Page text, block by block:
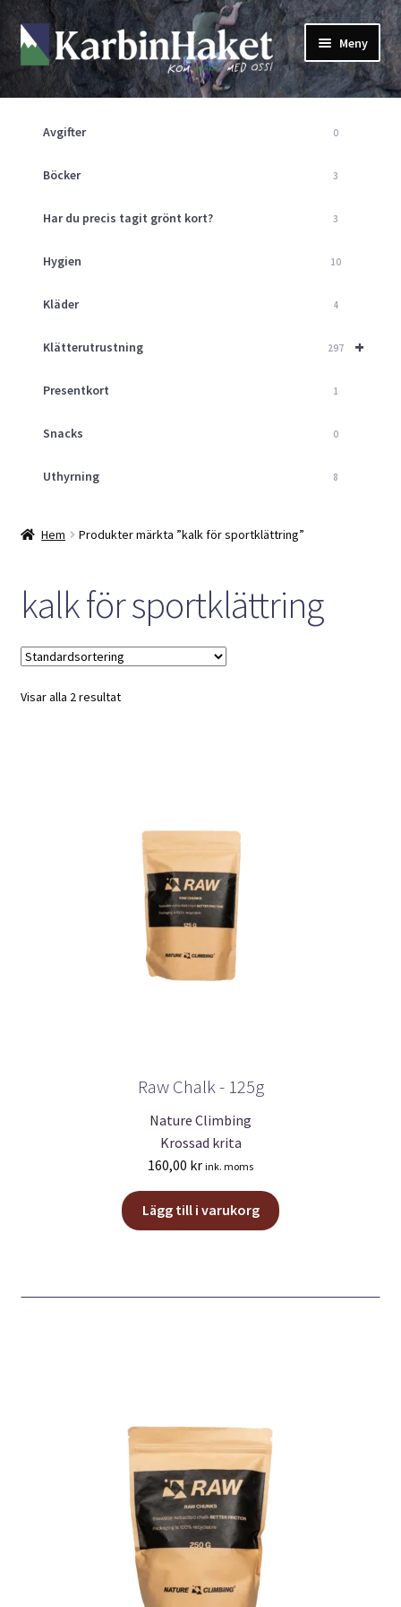
Hoppa
till
navigering
Hoppa
till
innehåll
Meny
Shop
Returpolicy
Mitt Konto
Kurser
Klätterväggen
Aktuellt
Avgifter 0
Böcker 3
Har du precis tagit grönt kort? 3
Hygien 10
Kläder 4
+
Klätterutrustning 297
Presentkort 1
Snacks 0
Uthyrning 8
Hem Produkter märkta ”kalk för sportklättring”
kalk för sportklättring
Visar alla 2 resultat
Raw Chalk - 125g
Nature Climbing
Krossad krita
160,00 kr ink. moms
Lägg till i varukorg